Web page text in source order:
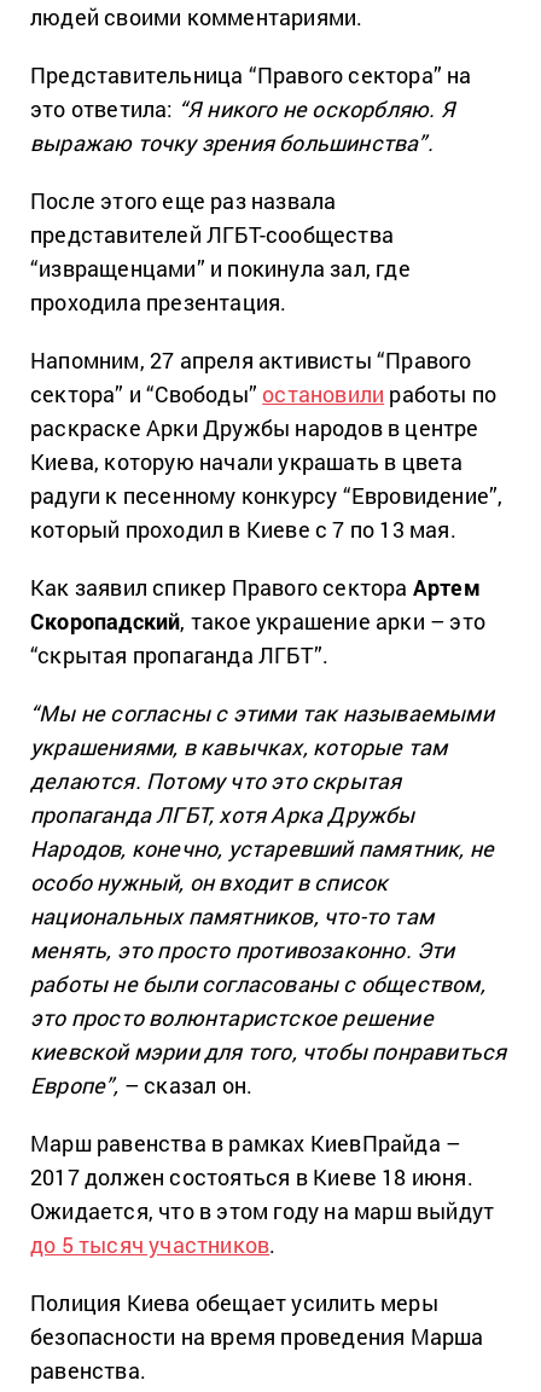
людей своими комментариями.
Представительница “Правого сектора” на
это ответила: “Я никого не оскорбляю. Я
выражаю точку зрения большинства”.
После этого еще раз назвала
представителей ЛГБТ-сообщества
“извращенцами” и покинула зал, где
проходила презентация.
Напомним, 27 апреля активисты “Правого
сектора” и “Свободы” остановили работы по
раскраске Арки Дружбы народов в центре
Киева, которую начали украшать в цвета
радуги к песенному конкурсу “Евровидение”,
который проходил в Киеве с 7 по 13 мая.
Как заявил спикер Правого сектора Артем
Скоропадский, такое украшение арки – это
“скрытая пропаганда ЛГБТ”.
“Мы не согласны с этими так называемыми
украшениями, в кавычках, которые там
делаются. Потому что это скрытая
пропаганда ЛГБТ, хотя Арка Дружбы
Народов, конечно, устаревший памятник, не
особо нужный, он входит в список
национальных памятников, что-то там
менять, это просто противозаконно. Эти
работы не были согласованы с обществом,
это просто волюнтаристское решение
киевской мэрии для того, чтобы понравиться
Европе”, – сказал он.
Марш равенства в рамках КиевПрайда –
2017 должен состояться в Киеве 18 июня.
Ожидается, что в этом году на марш выйдут
до 5 тысяч участников.
Полиция Киева обещает усилить меры
безопасности на время проведения Марша
равенства.